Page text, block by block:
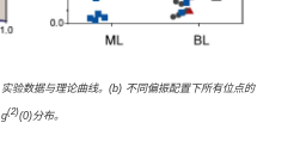
验数据与理论曲线。(b) 不同偏振配置下所有位点的
g(2)(0)分布。